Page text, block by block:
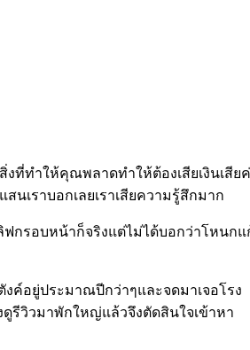
ที่ทำให้คุณพลาดทำให้ต้องเสียเงินเสีย
นเราบอกเลยเราเสียความรู้สึกมาก
ฟกรอบหน้าก็จริงแต่ไม่ได้บอกว่าโหนก
ค์อยู่ประมาณปีกว่าๆและจดมาเจอโรง
รีวิวมาพักใหญ่แล้วจึงตัดสินใจเข้าหา